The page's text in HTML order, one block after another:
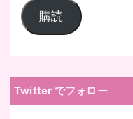
ル
レ
購読
Twitter でフォロー